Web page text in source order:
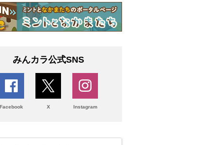
みんカラ公式SNS
Facebook X Instagram